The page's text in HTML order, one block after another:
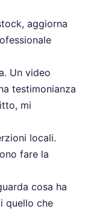
aggiorna
Un video
testimonianza
mi
locali.
fare la
cosa ha
quello che